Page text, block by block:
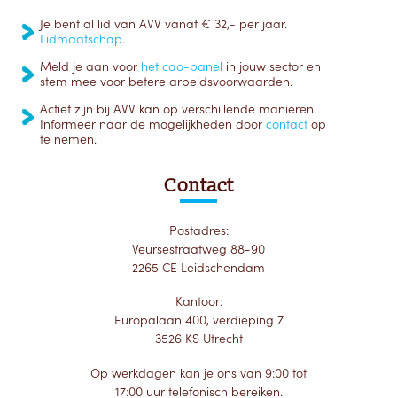
Je bent al lid van AVV vanaf € 32,- per jaar.
Lidmaatschap.
Meld je aan voor het cao-panel in jouw sector en
stem mee voor betere arbeidsvoorwaarden.
Actief zijn bij AVV kan op verschillende manieren.
Informeer naar de mogelijkheden door contact op
te nemen.
Contact
Postadres:
Veursestraatweg 88-90
2265 CE Leidschendam
Kantoor:
Europalaan 400, verdieping 7
3526 KS Utrecht
Op werkdagen kan je ons van 9:00 tot
17:00 uur telefonisch bereiken.